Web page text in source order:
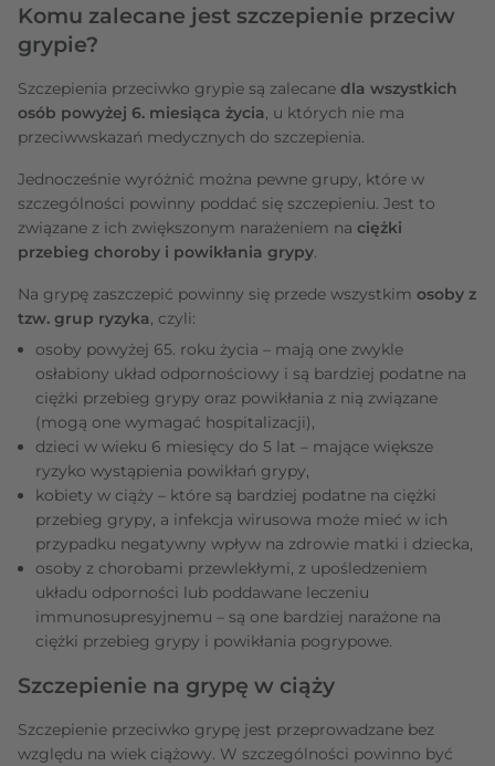
Komu zalecane jest szczepienie przeciw
grypie?
Szczepienia przeciwko grypie są zalecane dla wszystkich
osób powyżej 6. miesiąca życia, u których nie ma
przeciwwskazań medycznych do szczepienia.
Jednocześnie wyróżnić można pewne grupy, które w
szczególności powinny poddać się szczepieniu. Jest to
związane z ich zwiększonym narażeniem na ciężki
przebieg choroby i powikłania grypy.
Na grypę zaszczepić powinny się przede wszystkim osoby z
tzw. grup ryzyka, czyli:
osoby powyżej 65. roku życia – mają one zwykle
osłabiony układ odpornościowy i są bardziej podatne na
ciężki przebieg grypy oraz powikłania z nią związane
(mogą one wymagać hospitalizacji),
dzieci w wieku 6 miesięcy do 5 lat – mające większe
ryzyko wystąpienia powikłań grypy,
kobiety w ciąży – które są bardziej podatne na ciężki
przebieg grypy, a infekcja wirusowa może mieć w ich
przypadku negatywny wpływ na zdrowie matki i dziecka,
osoby z chorobami przewlekłymi, z upośledzeniem
układu odporności lub poddawane leczeniu
immunosupresyjnemu – są one bardziej narażone na
ciężki przebieg grypy i powikłania pogrypowe.
Szczepienie na grypę w ciąży
Szczepienie przeciwko grypę jest przeprowadzane bez
względu na wiek ciążowy. W szczególności powinno być